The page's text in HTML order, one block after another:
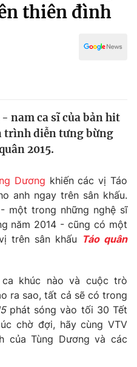
thiên đình
nam ca sĩ của bản hit
trình diễn tưng bừng
2015.
Dương khiến các vị Táo
anh ngay trên sân khấu.
một trong những nghệ sĩ
năm 2014 - cũng có một
trên sân khấu Táo quân
khúc nào và cuộc trò
ra sao, tất cả sẽ có trong
phát sóng vào tối 30 Tết
chờ đợi, hãy cùng VTV
của Tùng Dương và các